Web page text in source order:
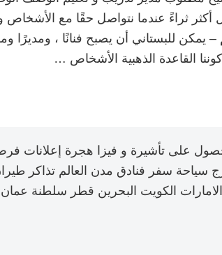
أكثر ثراءً عندما نتواصل حقًا مع الأشخاص
يمكن للبستاني أن يصبح فنانًا ، ومديرًا
القاعدة الذهبية الأشخاص …
على تأشيرة و فيزا هجرة إعلانات
سفر فنادق مدن العالم تذاكر
الكويت البحرين قطر سلطنة عمان